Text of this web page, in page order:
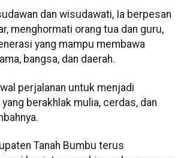
dan wisudawati, Ia berpesan
menghormati orang tua dan guru,
yang mampu membawa
bangsa, dan daerah.
perjalanan untuk menjadi
yang berakhlak mulia, cerdas, dan
Tanah Bumbu terus